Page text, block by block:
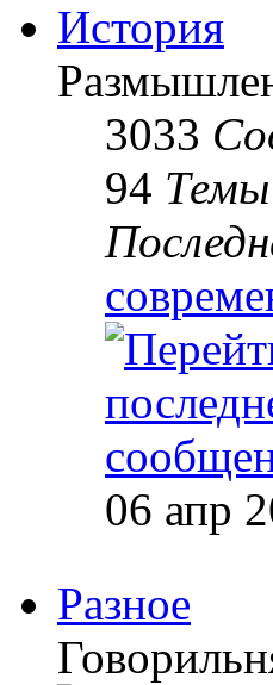
История
3033
94 Темы
06 апр
Разное